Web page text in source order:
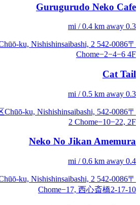
Gurugurudo Neko Cafe
0.3 mi / 0.4 km away
shi, Chūō-ku, Nishishinsaibashi, 2
Chome−2−4−6 4F
Cat Tail
0.3 mi / 0.5 km away
央区Chūō-ku, Nishishinsaibashi,
2 Chome−10−22, 2F
Neko No Jikan Amemura
0.4 mi / 0.6 km away
区Chūō-ku, Nishishinsaibashi, 2
Chome−17, 西心斎橋2-17-10